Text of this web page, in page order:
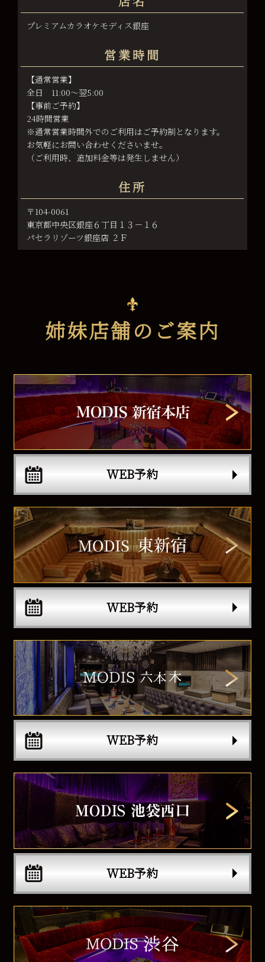
プレミアムカラオケモディス銀座
営業時間
【通常営業】
全日 11:00～翌5:00
【事前ご予約】
24時間営業
※通常営業時間外でのご利用はご予約制となります。
お気軽にお問い合わせくださいませ。
（ご利用時、追加料金等は発生しません）
住所
〒104-0061
東京都中央区銀座６丁目１３－１６
パセラリゾーツ銀座店 ２Ｆ
姉妹店舗のご案内
WEB予約
WEB予約
WEB予約
WEB予約